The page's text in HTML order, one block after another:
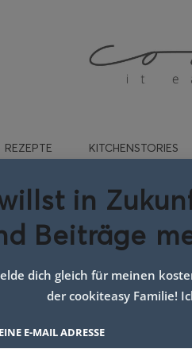
REZEPTE KITCHENSTORIES
in
Beiträge
dich gleich für meinen
der cookiteasy Familie!
E-MAIL ADRESSE